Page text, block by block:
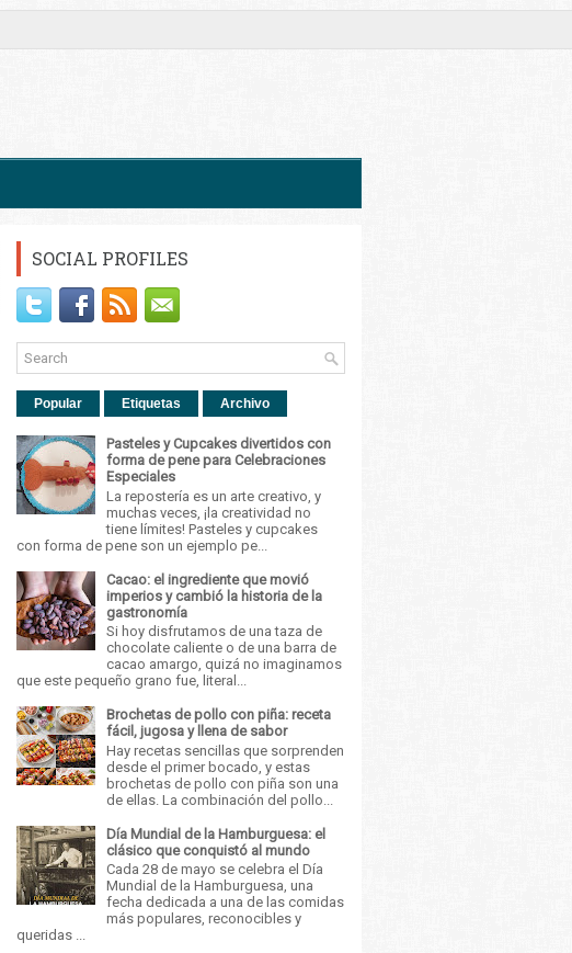
SOCIAL PROFILES
Popular Etiquetas Archivo
Pasteles y Cupcakes divertidos con
forma de pene para Celebraciones
Especiales
La repostería es un arte creativo, y
muchas veces, ¡la creatividad no
tiene límites! Pasteles y cupcakes
con forma de pene son un ejemplo pe...
Cacao: el ingrediente que movió
imperios y cambió la historia de la
gastronomía
Si hoy disfrutamos de una taza de
chocolate caliente o de una barra de
cacao amargo, quizá no imaginamos
que este pequeño grano fue, literal...
Brochetas de pollo con piña: receta
fácil, jugosa y llena de sabor
Hay recetas sencillas que sorprenden
desde el primer bocado, y estas
brochetas de pollo con piña son una
de ellas. La combinación del pollo...
Día Mundial de la Hamburguesa: el
clásico que conquistó al mundo
Cada 28 de mayo se celebra el Día
Mundial de la Hamburguesa, una
fecha dedicada a una de las comidas
más populares, reconocibles y
queridas ...